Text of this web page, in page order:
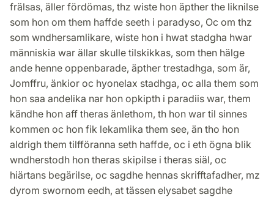
frälsas, äller fördömas, thz wiste hon äpther the liknilse
som hon om them haffde seeth i paradyso, Oc om thz
som wndhersamlikare, wiste hon i hwat stadgha hwar
människia war ällar skulle tilskikkas, som then hälge
ande henne oppenbarade, äpther trestadhga, som är,
Jomffru, änkior oc hyonelax stadhga, oc alla them som
hon saa andelika nar hon opkipth i paradiis war, them
kändhe hon aff theras änlethom, th hon war til sinnes
kommen oc hon fik lekamlika them see, än tho hon
aldrigh them tilfföranna seth haffde, oc i eth ögna blik
wndherstodh hon theras skipilse i theras siäl, oc
hiärtans begärilse, oc sagdhe hennas skrifftafadher, mz
dyrom swornom eedh, at tässen elysabet sagdhe